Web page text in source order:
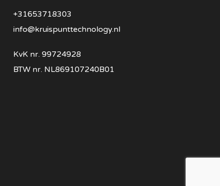
+31653718303
info@kruispunttechnology.nl
KvK nr. 99724928
BTW nr. NL869107240B01